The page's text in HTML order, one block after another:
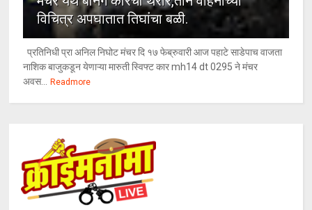
विचित्र अपघातात तिघांचा बळी.
प्रतिनिधी प्रा अनिल निघोट मंचर दि १७ फेब्रुवारी आज पहाटे साडेपाच वाजता
नाशिक बाजुकडून येणाऱ्या मारुती स्विफ्ट कार mh14 dt 0295 ने मंचर
अवस... Readmore